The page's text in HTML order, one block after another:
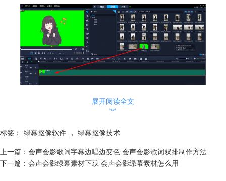
图2 素材导入视频叠加轨
展开阅读全文
︾
标签： 绿幕抠像软件 ， 绿幕抠像技术
上一篇： 会声会影歌词字幕边唱边变色 会声会影歌词双排制作方法
下一篇： 会声会影绿幕素材下载 会声会影绿幕素材怎么用